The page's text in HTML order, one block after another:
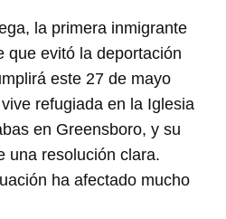
la primera inmigrante
que evitó la deportación
este 27 de mayo
refugiada en la Iglesia
en Greensboro, y su
una resolución clara.
ha afectado mucho